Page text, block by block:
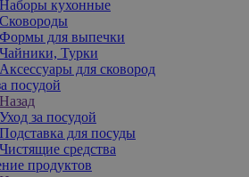
Наборы кухонные
Сковороды
Формы для выпечки
Чайники, Турки
Аксессуары для сковород
посудой
Назад
Уход за посудой
Подставка для посуды
Чистящие средства
продуктов